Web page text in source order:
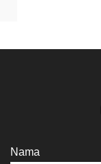
Nama